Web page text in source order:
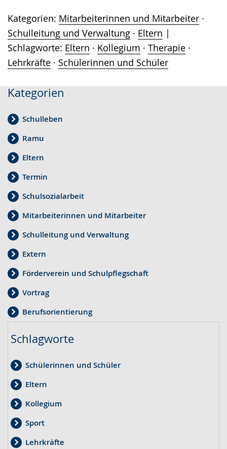
Kategorien: Mitarbeiterinnen und Mitarbeiter ·
Schulleitung und Verwaltung · Eltern
Schlagworte: Eltern · Kollegium · Therapie ·
Lehrkräfte · Schülerinnen und Schüler
Kategorien
Schulleben
Ramu
Eltern
Termin
Schulsozialarbeit
Mitarbeiterinnen und Mitarbeiter
Schulleitung und Verwaltung
Extern
Förderverein und Schulpflegschaft
Vortrag
Berufsorientierung
Schlagworte
Schülerinnen und Schüler
Eltern
Kollegium
Sport
Lehrkräfte